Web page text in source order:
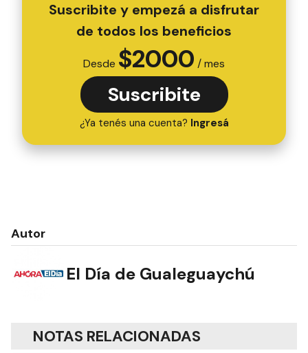
Suscribite y empezá a disfrutar
de todos los beneficios
Desde $2000 / mes
Suscribite
¿Ya tenés una cuenta? Ingresá
Autor
El Día de Gualeguaychú
NOTAS RELACIONADAS